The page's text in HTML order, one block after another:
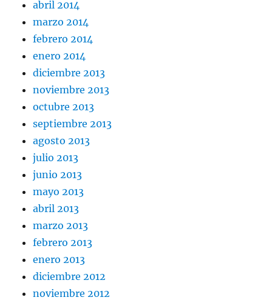
abril 2014
marzo 2014
febrero 2014
enero 2014
diciembre 2013
noviembre 2013
octubre 2013
septiembre 2013
agosto 2013
julio 2013
junio 2013
mayo 2013
abril 2013
marzo 2013
febrero 2013
enero 2013
diciembre 2012
noviembre 2012